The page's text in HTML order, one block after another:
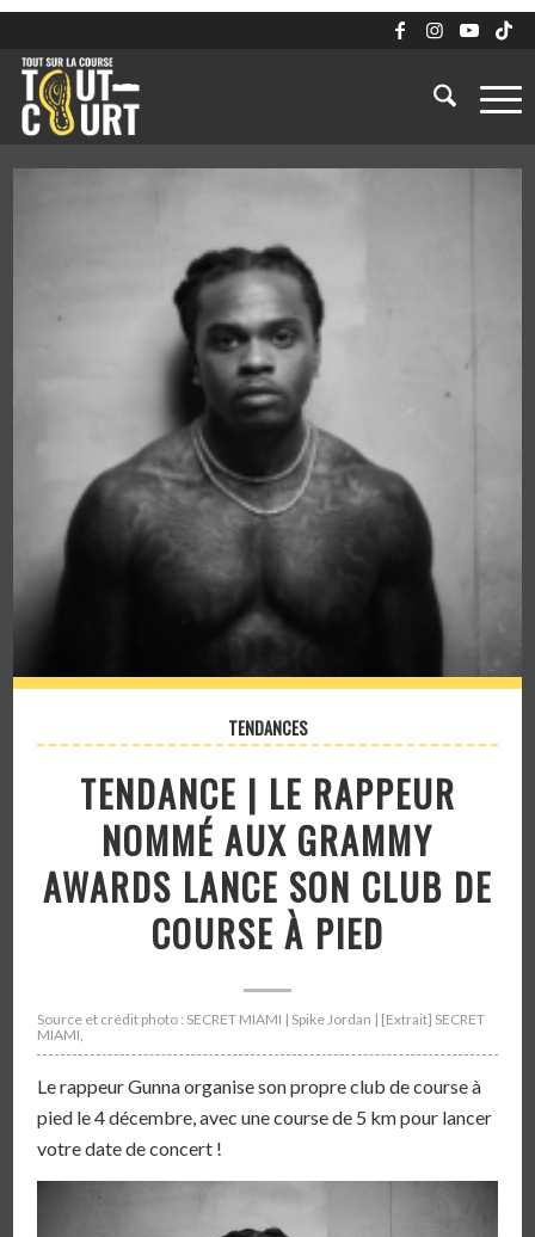
TENDANCES
TENDANCE | LE RAPPEUR
NOMMÉ AUX GRAMMY
AWARDS LANCE SON CLUB DE
COURSE À PIED
Source et crédit photo : SECRET MIAMI | Spike Jordan | [Extrait] SECRET
MIAMI,
Le rappeur Gunna organise son propre club de course à
pied le 4 décembre, avec une course de 5 km pour lancer
votre date de concert !